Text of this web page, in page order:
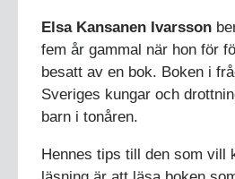
Elsa Kansanen Ivarsson
fem år gammal när hon för
besatt av en bok. Boken i
Sveriges kungar och
barn i tonåren.
Hennes tips till den som vill